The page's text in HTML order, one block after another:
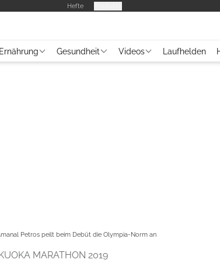
Hefte
Ernährung Gesundheit Videos Laufhelden
Petros peilt beim Debüt die Olympia-Norm an
MARATHON 2019